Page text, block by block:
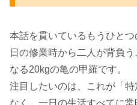
本話を貫いているもうひと
日の修業時から二人が背負
なる20kgの亀の甲羅です。
注目したいのは、これが「